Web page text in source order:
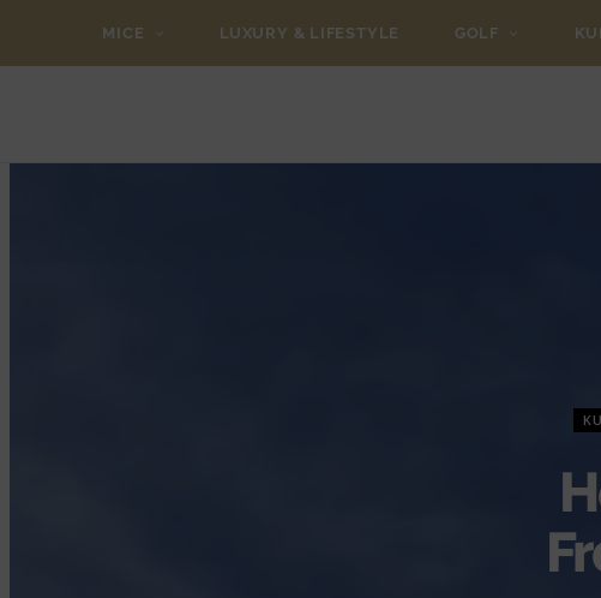
MICE LUXURY & LIFESTYLE GOLF